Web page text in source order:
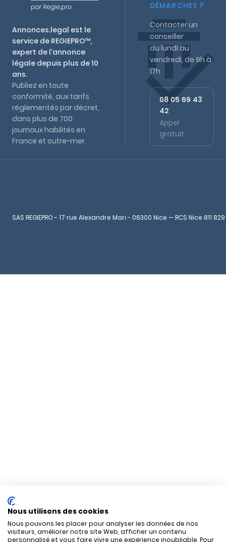
Annonces.legal est le
service de REGIEPRO™,
expert de l'annonce
légale depuis plus de 10
ans.
Publiez en toute
conformité, aux tarifs
réglementés par décret,
dans plus de 700
journaux habilités en
France et outre-mer.
DÉMARCHES ?
Contacter un
conseiller
du lundi au
vendredi, de 9h à
17h
08 05 69 43
42
Appel
gratuit
SAS REGIEPRO - 17 rue Alexandre Mari - 06300 Nice — RCS Nice 811
Nous utilisons des cookies
Nous pouvons les placer pour analyser les données de nos
visiteurs, améliorer notre site Web, afficher un contenu
personnalisé et vous faire vivre une expérience inoubliable. Pour